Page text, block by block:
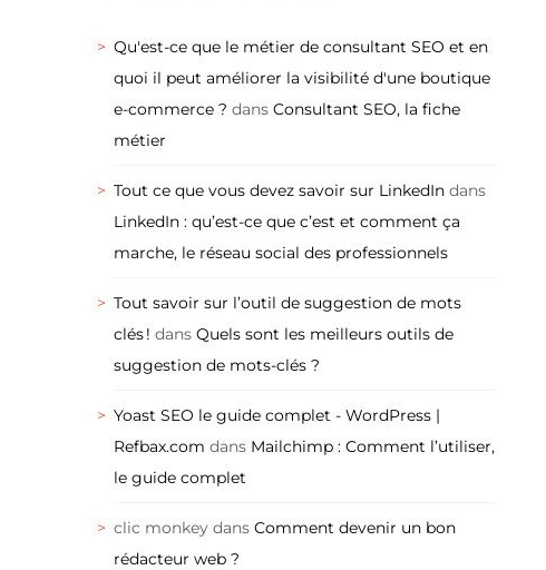
Qu'est-ce que le métier de consultant SEO et en
quoi il peut améliorer la visibilité d'une boutique
e-commerce ? dans Consultant SEO, la fiche
métier
Tout ce que vous devez savoir sur LinkedIn dans
LinkedIn : qu’est-ce que c’est et comment ça
marche, le réseau social des professionnels
Tout savoir sur l’outil de suggestion de mots
clés ! dans Quels sont les meilleurs outils de
suggestion de mots-clés ?
Yoast SEO le guide complet - WordPress |
Refbax.com dans Mailchimp : Comment l’utiliser,
le guide complet
clic monkey dans Comment devenir un bon
rédacteur web ?